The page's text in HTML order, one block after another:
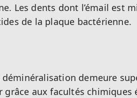
Les dents dont l’émail est
de la plaque bactérienne.
déminéralisation demeure
grâce aux facultés